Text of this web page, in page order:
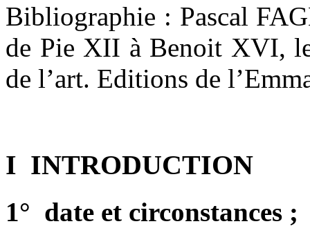
Bibliographie : Pascal
de Pie XII à Benoit XVI,
de l’art. Editions de
I INTRODUCTION
1° date et circonstances ;